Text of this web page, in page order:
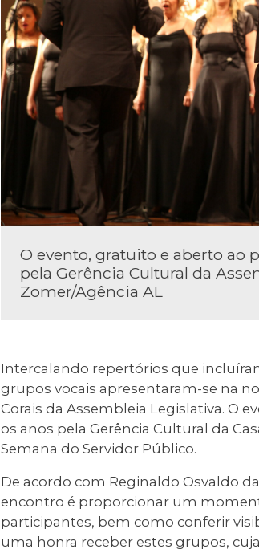
O evento, gratuito e aberto ao
pela Gerência Cultural da
Zomer/Agência AL
Intercalando repertórios que
grupos vocais apresentaram-se na
Corais da Assembleia Legislativa. O
os anos pela Gerência Cultural da
Semana do Servidor Público.
De acordo com Reginaldo Osvaldo
encontro é proporcionar um
participantes, bem como conferir
uma honra receber estes grupos,